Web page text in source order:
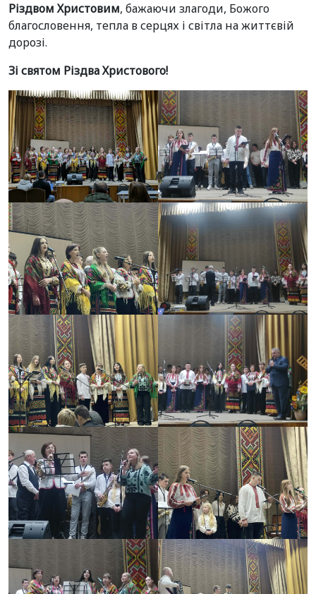
Різдвом Христовим, бажаючи злагоди, Божого
благословення, тепла в серцях і світла на життєвій
дорозі.
Зі святом Різдва Христового!